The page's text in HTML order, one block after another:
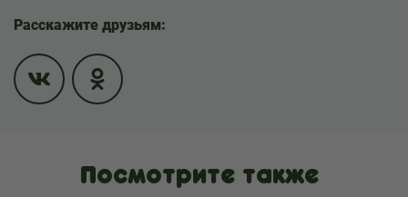
Расскажите друзьям:
Посмотрите также